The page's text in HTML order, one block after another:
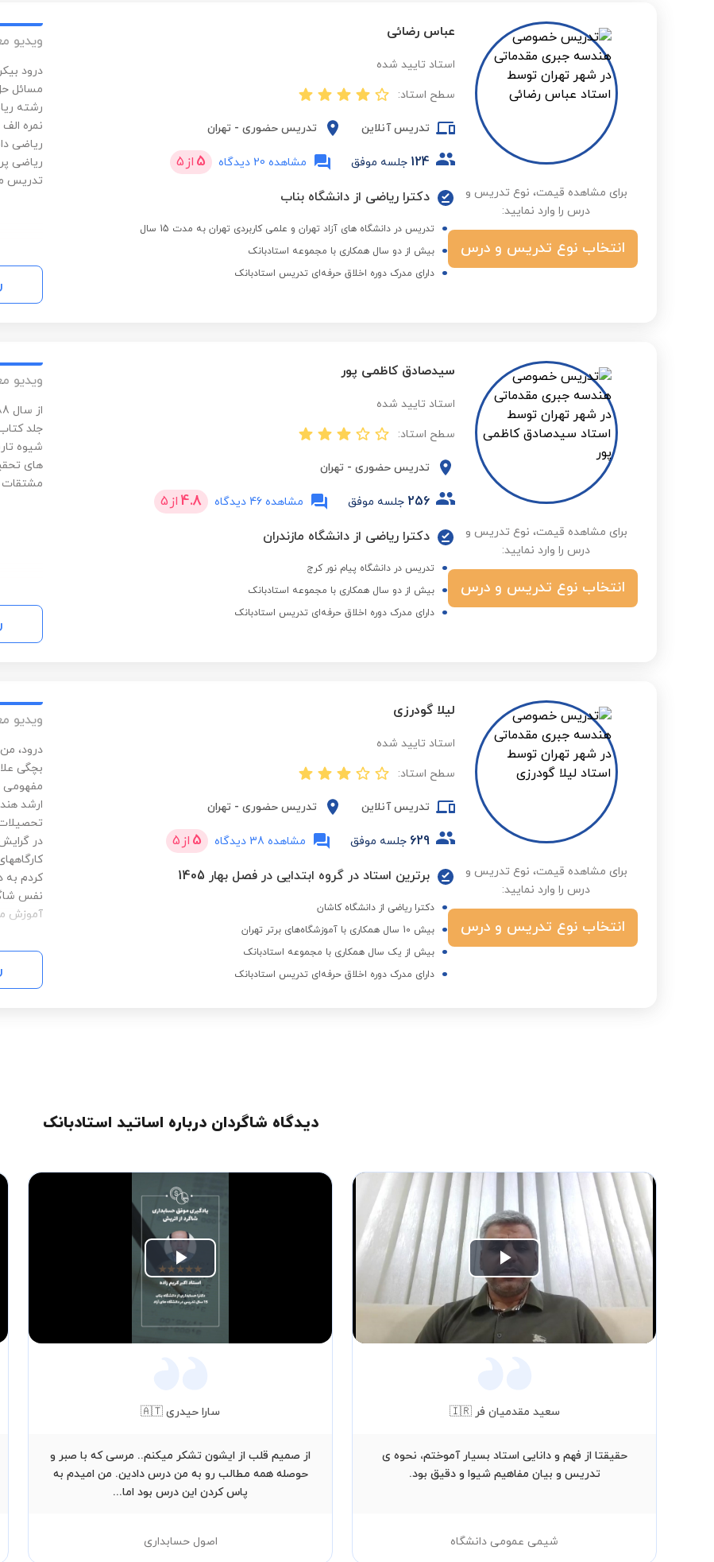
برای مشاهده قیمت، نوع تدریس و
درس را وارد نمایید:
انتخاب نوع تدریس و درس
عباس رضائی
استاد تایید شده
سطح استاد:
تدریس آنلاین تدریس حضوری - تهران
124 جلسه موفق مشاهده 20 دیدگاه 5 از 5
دکترا ریاضی از دانشگاه بناب
تدریس در دانشگاه های آزاد تهران و علمی کاربردی تهران به مدت 15 سال
بیش از دو سال همکاری با مجموعه استادبانک
دارای مدرک دوره اخلاق حرفه‌ای تدریس استادبانک
ویدیو
درود
مسائل
رشته
نمره
ریاضی
ریاضی
تدریس
برای مشاهده قیمت، نوع تدریس و
درس را وارد نمایید:
انتخاب نوع تدریس و درس
سیدصادق کاظمی پور
استاد تایید شده
سطح استاد:
تدریس حضوری - تهران
256 جلسه موفق مشاهده 46 دیدگاه 4.8 از 5
دکترا ریاضی از دانشگاه مازندران
تدریس در دانشگاه پیام نور کرج
بیش از دو سال همکاری با مجموعه استادبانک
دارای مدرک دوره اخلاق حرفه‌ای تدریس استادبانک
ویدیو
جلد
شیوه
های
مشتقات
برای مشاهده قیمت، نوع تدریس و
درس را وارد نمایید:
انتخاب نوع تدریس و درس
لیلا گودرزی
استاد تایید شده
سطح استاد:
تدریس آنلاین تدریس حضوری - تهران
629 جلسه موفق مشاهده 38 دیدگاه 5 از 5
برترین استاد در گروه ابتدایی در فصل بهار 1405
دکترا ریاضی از دانشگاه کاشان
بیش 10 سال همکاری با آموزشگاه‌های برتر تهران
بیش از یک سال همکاری با مجموعه استادبانک
دارای مدرک دوره اخلاق حرفه‌ای تدریس استادبانک
ویدیو
درود،
بچگی
مفهومی
ارشد
در
کردم به
نفس
آموزش
دیدگاه شاگردان درباره اساتید استادبانک
Play
Video
سعید مقدمیان فر 🇮🇷
حقیقتا از فهم و دانایی استاد بسیار آموختم، نحوه ی
تدریس و بیان مفاهیم شیوا و دقیق بود.
شیمی عمومی دانشگاه
Play
Video
سارا حیدری 🇦🇹
از صمیم قلب از ایشون تشکر میکنم.. مرسی که با صبر و
حوصله همه مطالب رو به من درس دادین. من امیدم به
پاس کردن این درس بود اما...
اصول حسابداری